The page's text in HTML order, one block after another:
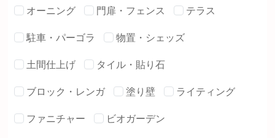
オーニング
門扉・フェンス
テラス
駐車・パーゴラ
物置・シェッズ
土間仕上げ
タイル・貼り石
ブロック・レンガ
塗り壁
ライティング
ファニチャー
ビオガーデン